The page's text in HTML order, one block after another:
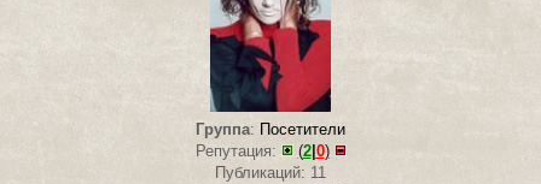
Группа: Посетители
Репутация:
(2| 0)
Публикаций: 11